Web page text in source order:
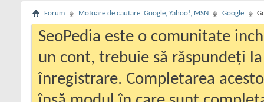
Forum Motoare de cautare. Google, Yahoo!, MSN Google
SeoPedia este o comunitate
un cont, trebuie să răspundeți
înregistrare. Completarea